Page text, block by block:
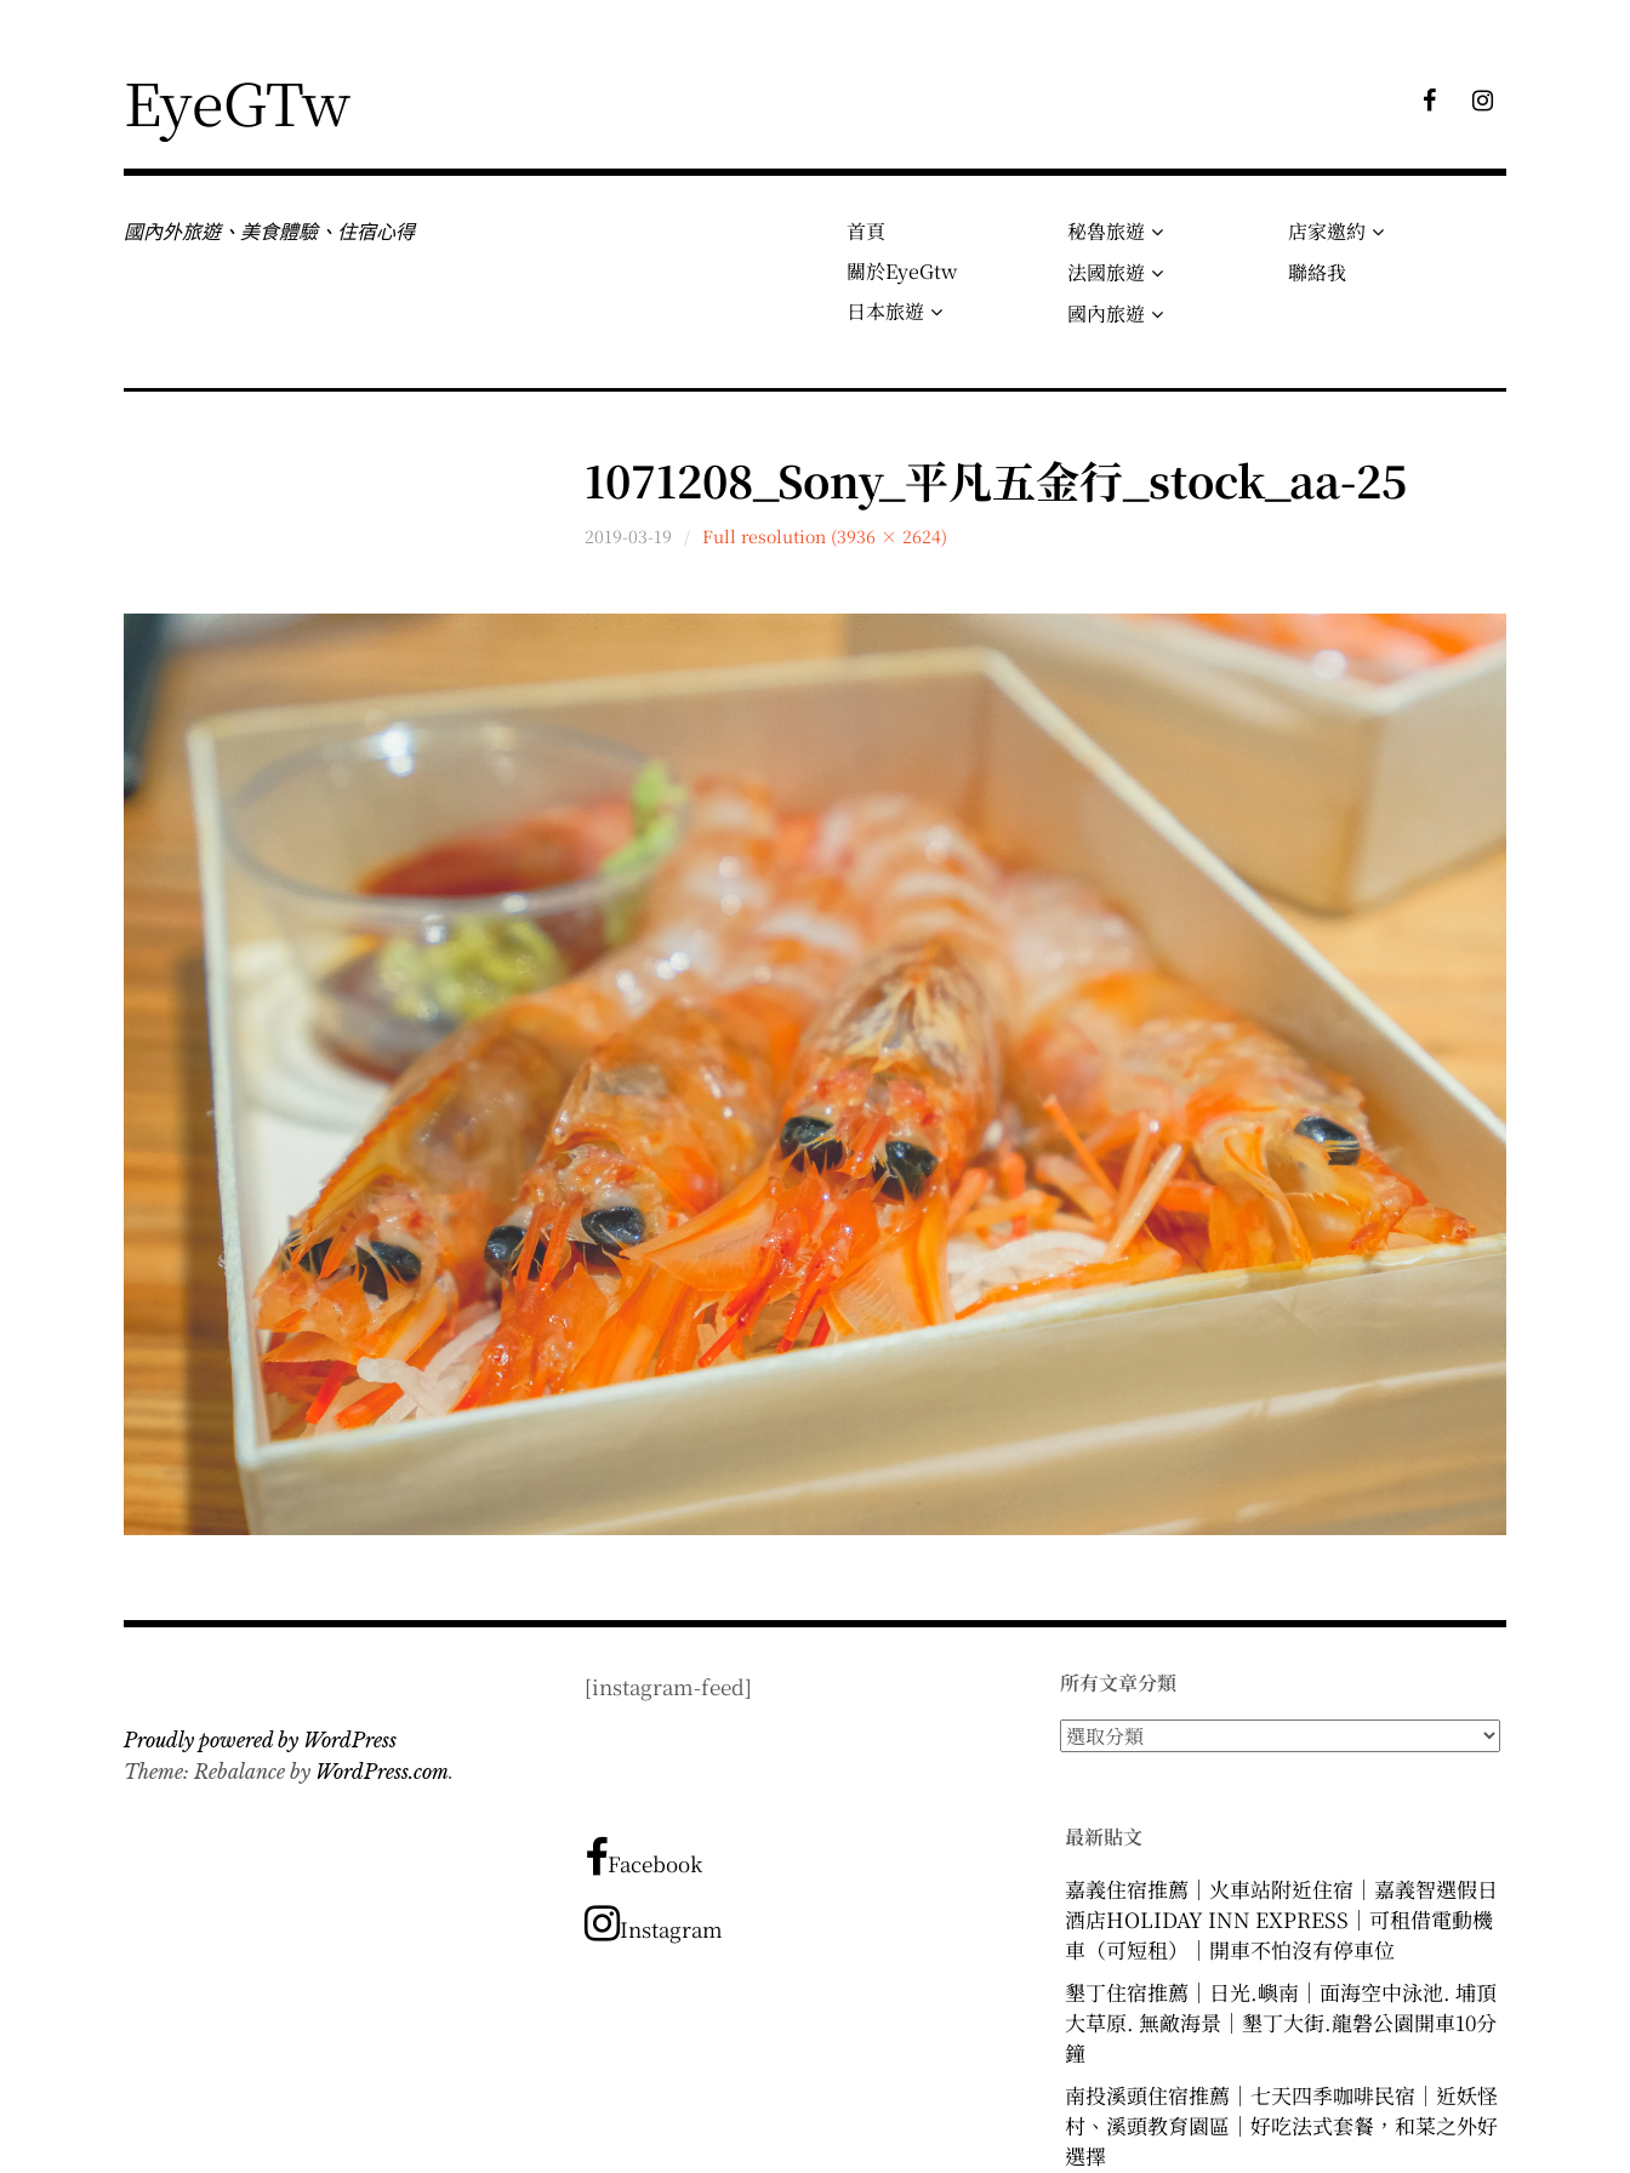
EyeGTw
絲
國內外旅遊、美食體驗、住宿心得
首頁
關於EyeGtw
日本旅遊
秘魯旅遊
法國旅遊
國內旅遊
店家邀約
聯絡我
1071208_Sony_平凡五金行_stock_aa-25
2019-03-19 Full resolution (3936 × 2624)
[instagram-feed] 所有文章分類
所
章
分
類
Facebook
Instagram
最新貼文
嘉義住宿推薦｜火車站附近住宿｜嘉義智選假日
酒店HOLIDAY INN EXPRESS｜可租借電動機
車（可短租）｜開車不怕沒有停車位
墾丁住宿推薦｜日光.嶼南｜面海空中泳池. 埔頂
大草原. 無敵海景｜墾丁大街.龍磐公園開車10分
鐘
南投溪頭住宿推薦｜七天四季咖啡民宿｜近妖怪
村、溪頭教育園區｜好吃法式套餐，和菜之外好
選擇
Proudly powered by WordPress
Theme: Rebalance by WordPress.com.